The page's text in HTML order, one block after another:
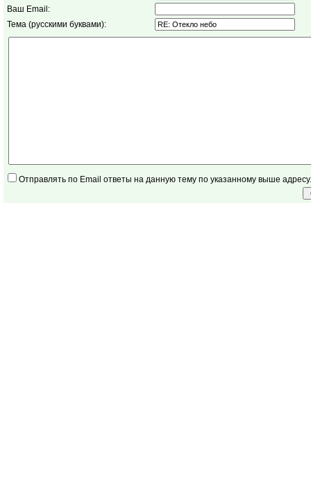
Ваш Email:
Тема (русскими буквами):
Отправлять по Email ответы на данную тему по указанному выше адресу.